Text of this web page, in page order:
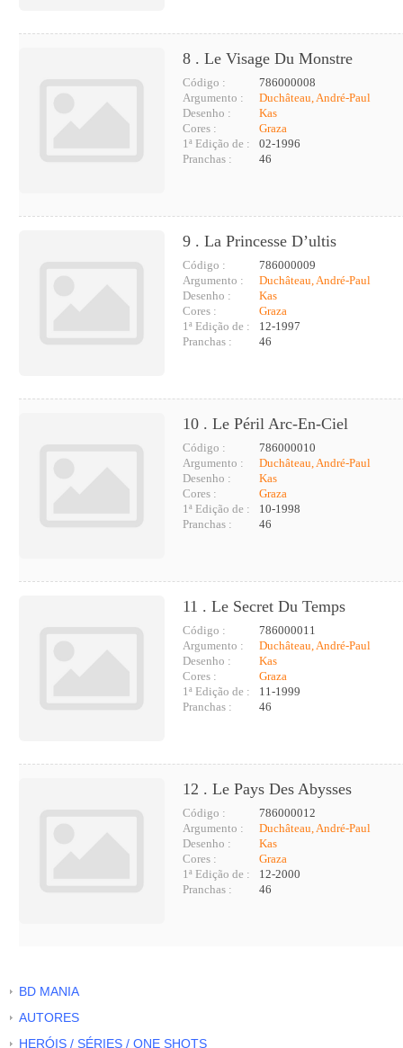
8 . Le Visage Du Monstre
Código :
786000008
Argumento :
Duchâteau, André-Paul
Desenho :
Kas
Cores :
Graza
1ª Edição de :
02-1996
Pranchas :
46
9 . La Princesse D’ultis
Código :
786000009
Argumento :
Duchâteau, André-Paul
Desenho :
Kas
Cores :
Graza
1ª Edição de :
12-1997
Pranchas :
46
10 . Le Péril Arc-En-Ciel
Código :
786000010
Argumento :
Duchâteau, André-Paul
Desenho :
Kas
Cores :
Graza
1ª Edição de :
10-1998
Pranchas :
46
11 . Le Secret Du Temps
Código :
786000011
Argumento :
Duchâteau, André-Paul
Desenho :
Kas
Cores :
Graza
1ª Edição de :
11-1999
Pranchas :
46
12 . Le Pays Des Abysses
Código :
786000012
Argumento :
Duchâteau, André-Paul
Desenho :
Kas
Cores :
Graza
1ª Edição de :
12-2000
Pranchas :
46
BD MANIA
AUTORES
HERÓIS / SÉRIES / ONE SHOTS